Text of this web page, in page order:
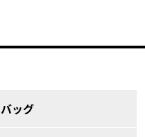
バッグ